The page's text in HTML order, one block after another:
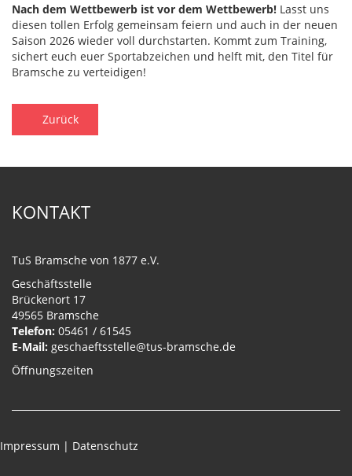
Nach dem Wettbewerb ist vor dem Wettbewerb! Lasst uns
diesen tollen Erfolg gemeinsam feiern und auch in der neuen
Saison 2026 wieder voll durchstarten. Kommt zum Training,
sichert euch euer Sportabzeichen und helft mit, den Titel für
Bramsche zu verteidigen!
Zurück
KONTAKT
TuS Bramsche von 1877 e.V.
Geschäftsstelle
Brückenort 17
49565 Bramsche
Telefon: 05461 / 61545
E-Mail: geschaeftsstelle@tus-bramsche.de
Öffnungszeiten
Impressum | Datenschutz